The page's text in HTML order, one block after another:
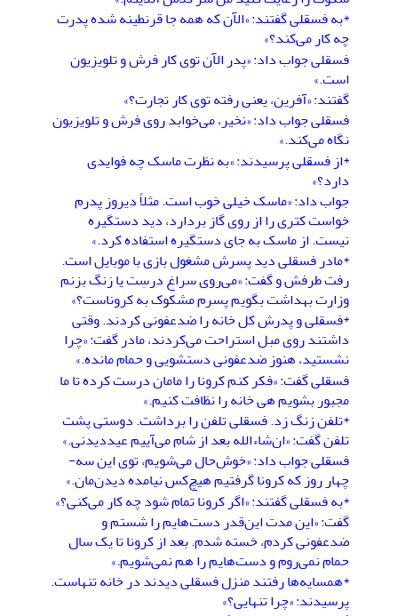
*به فسقلی گفتند: «الآن که همه جا قرنطینه شده پدرت
چه کار می‌کند؟»
فسقلی جواب داد: «پدر الآن توی کار فرش و تلویزیون
است.»
گفتند: «آفرین، یعنی رفته توی کار تجارت؟»
فسقلی جواب داد: «نخیر، می‌خوابد روی فرش و تلویزیون
نگاه می‌کند.»
*از فسقلی پرسیدند: «به نظرت ماسک چه فوایدی
دارد؟»
جواب داد: «ماسک خیلی خوب است. مثلاً دیروز پدرم
خواست کتری را از روی گاز بردارد، دید دستگیره
نیست. از ماسک به جای دستگیره استفاده کرد.»
*مادر فسقلی دید پسرش مشغول بازی با موبایل است.
رفت طرفش و گفت: «می‌روی سراغ درسِت یا زنگ بزنم
وزارت بهداشت بگویم پسرم مشکوک به کروناست؟»
*فسقلی و پدرش کل خانه را ضدعفونی کردند. وقتی
داشتند روی مبل استراحت می‌کردند، مادر گفت: «چرا
نشستید، هنوز ضدعفونی دستشویی و حمام مانده.»
فسقلی گفت: «فکر کنم کرونا را مامان درست کرده تا ما
مجبور بشویم هی خانه را نظافت کنیم.»
*تلفن زنگ زد. فسقلی تلفن را برداشت. دوستی پشت
تلفن گفت: «ان‌شاءالله بعد از شام می‌آییم عیددیدنی.»
فسقلی جواب داد: «خوش‌حال می‌شویم، توی این سه-
چهار روز که کرونا گرفتیم هیچ‌کس نیامده دیدن‌مان.»
*به فسقلی گفتند: «اگر کرونا تمام شود چه کار می‌کنی؟»
گفت: «این مدت این‌قدر دست‌هایم را شستم و
ضدعفونی کردم، خسته شدم. بعد از کرونا تا یک سال
حمام نمی‌روم و دست‌هایم را هم نمی‌شویم.»
*همسایه‌ها رفتند منزل فسقلی دیدند در خانه تنهاست.
پرسیدند: «چرا تنهایی؟»